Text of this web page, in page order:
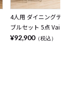
4人用 ダイニングテー
ブルセット 5点 Vais メ
ラミン テーブル 北欧
¥92,900（税込）